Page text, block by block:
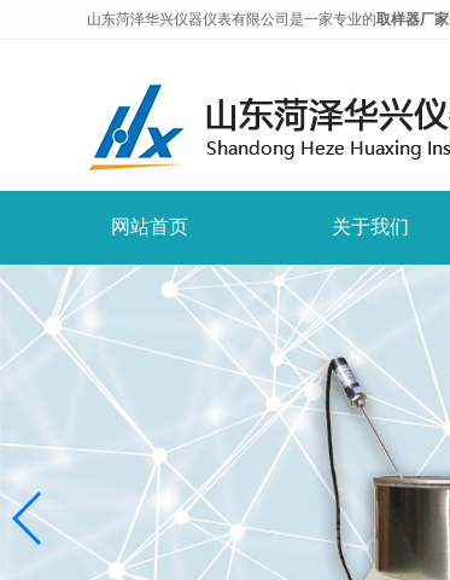
山东菏泽华兴仪器仪表有限公司是一家专业的取样器厂家
网站首页 关于我们